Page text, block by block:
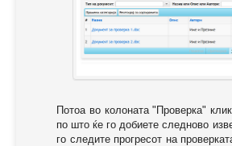
Потоа во колоната "Проверка"
по што ќе го добиете следново
го следите прогресот на